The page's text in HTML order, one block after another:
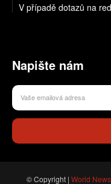
V případě dotazů na
Napište nám
© Copyright | World